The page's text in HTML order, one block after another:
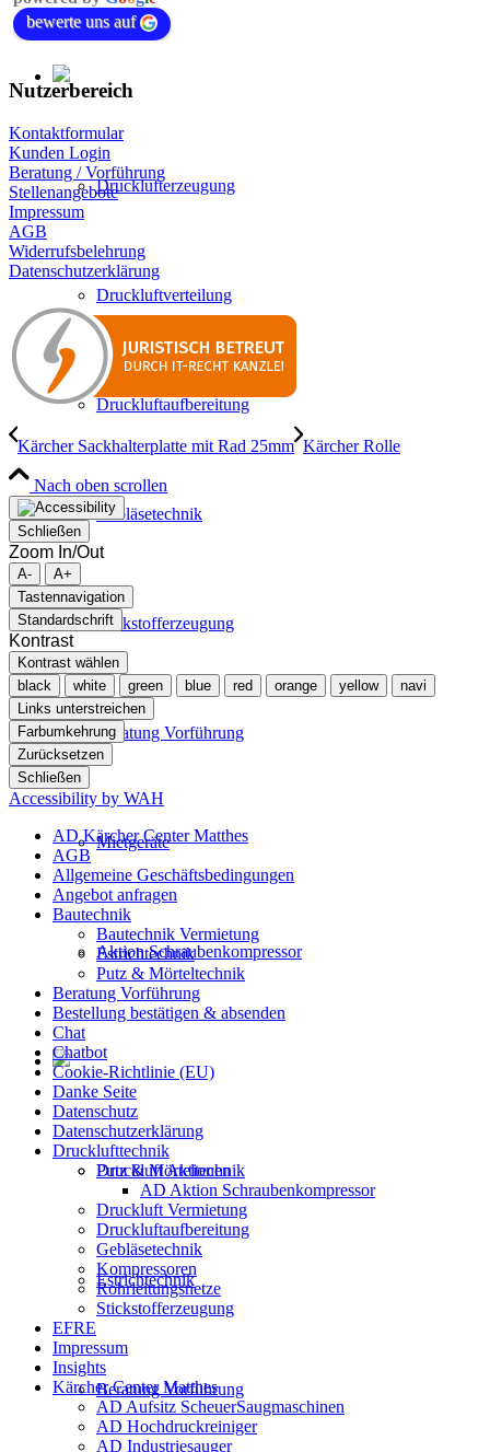
Drucklufterzeugung
Druckluftverteilung
Druckluftaufbereitung
Gebläsetechnik
Stickstofferzeugung
Beratung Vorführung
Mietgeräte
Aktion Schraubenkompressor
Putz & Mörteltechnik
Estrichtechnik
Beratung Vorführung
bewerte uns auf
Nutzerbereich
Kontaktformular
Kunden Login
Beratung / Vorführung
Stellenangebote
Impressum
AGB
Widerrufsbelehrung
Datenschutzerklärung
Kärcher Sackhalterplatte mit Rad 25mm Kärcher Rolle
Nach oben scrollen
Schließen
Zoom In/Out
A-
A+
Tastennavigation
Standardschrift
Kontrast
Kontrast wählen
black
white green blue red orange yellow
navi
Links unterstreichen
Farbumkehrung
Zurücksetzen
Schließen
Accessibility by WAH
AD Kärcher Center Matthes
AGB
Allgemeine Geschäftsbedingungen
Angebot anfragen
Bautechnik
Bautechnik Vermietung
Estrichtechnik
Putz & Mörteltechnik
Beratung Vorführung
Bestellung bestätigen & absenden
Chat
Chatbot
Cookie-Richtlinie (EU)
Danke Seite
Datenschutz
Datenschutzerklärung
Drucklufttechnik
Druckluft Aktionen
AD Aktion Schraubenkompressor
Druckluft Vermietung
Druckluftaufbereitung
Gebläsetechnik
Kompressoren
Rohrleitungsnetze
Stickstofferzeugung
EFRE
Impressum
Insights
Kärcher Center Matthes
AD Aufsitz ScheuerSaugmaschinen
AD Hochdruckreiniger
AD Industriesauger